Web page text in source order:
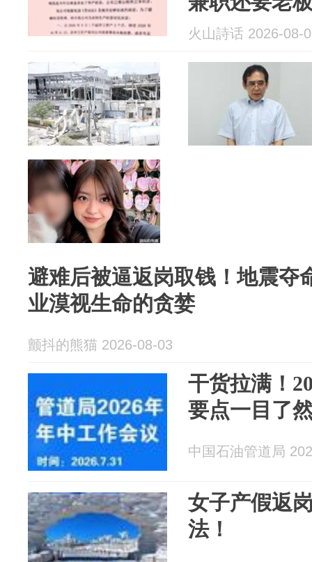
火山詩话 2026-08-
避难后被逼返岗取钱！地震夺
业漠视生命的贪婪
颤抖的熊猫 2026-08-03
干货拉满！
要点一目了
中国石油管道局
女子产假返
法！